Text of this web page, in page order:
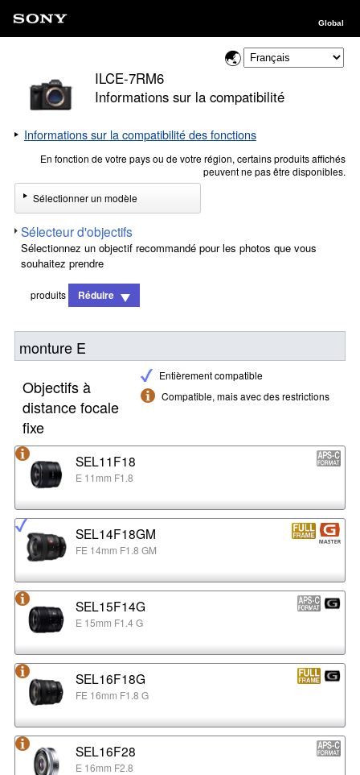
Global
ILCE-7RM6
Informations sur la compatibilité
Informations sur la compatibilité des fonctions
En fonction de votre pays ou de votre région, certains produits affichés
peuvent ne pas être disponibles.
Sélectionner un modèle
Sélecteur d'objectifs
Sélectionnez un objectif recommandé pour les photos que vous
souhaitez prendre
produits Réduire
monture E
Entièrement compatible
Compatible, mais avec des restrictions
Objectifs à
distance focale
fixe
SEL11F18
E 11mm F1.8
SEL14F18GM
FE 14mm F1.8 GM
SEL15F14G
E 15mm F1.4 G
SEL16F18G
FE 16mm F1.8 G
SEL16F28
E 16mm F2.8